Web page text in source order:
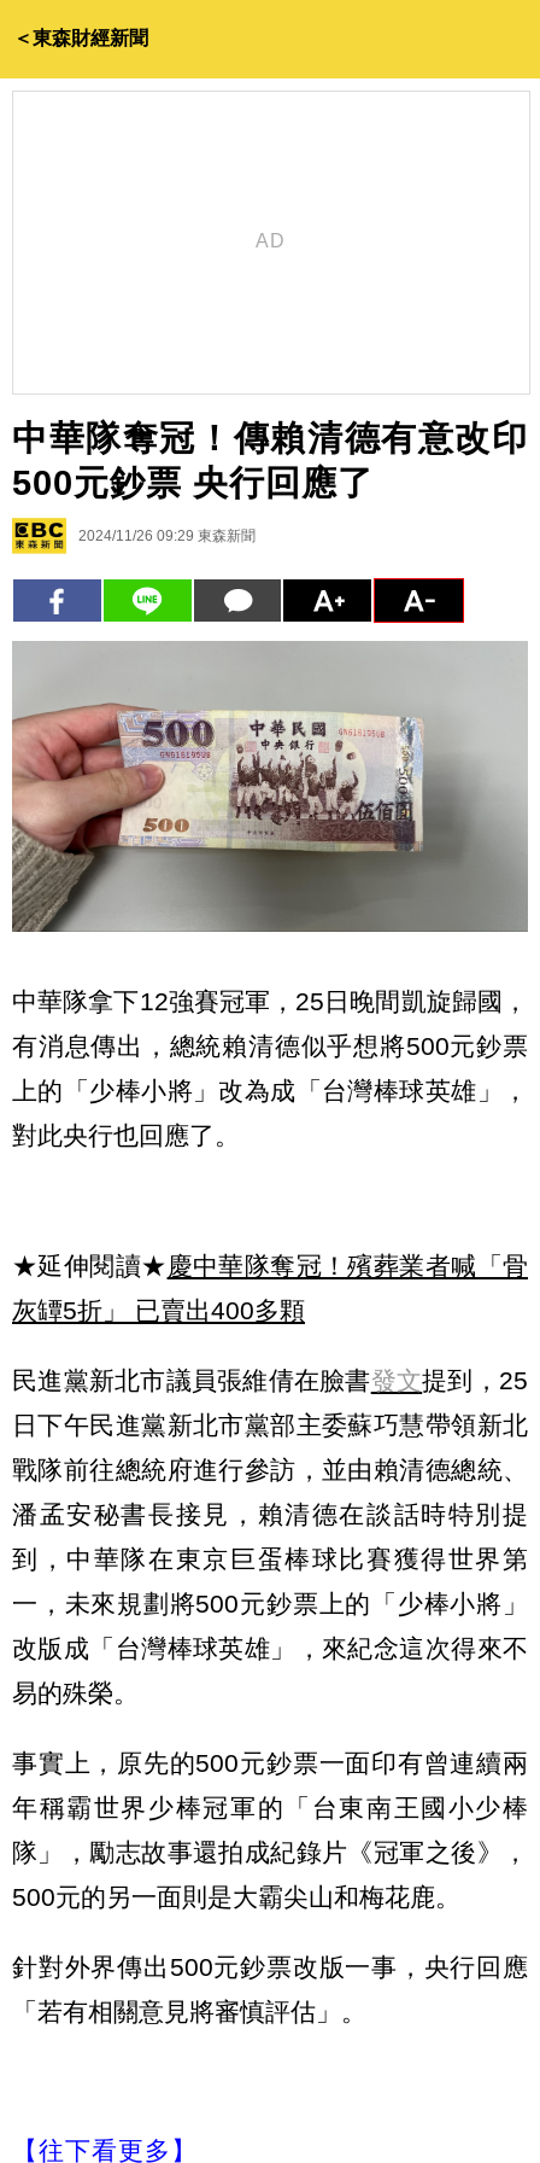
＜東森財經新聞
中華隊奪冠！傳賴清德有意改印
500元鈔票 央行回應了
2024/11/26 09:29 東森新聞
中華隊拿下12強賽冠軍，25日晚間凱旋歸國，
有消息傳出，總統賴清德似乎想將500元鈔票
上的「少棒小將」改為成「台灣棒球英雄」，
對此央行也回應了。
★延伸閱讀★慶中華隊奪冠！殯葬業者喊「骨
灰罈5折」 已賣出400多顆
民進黨新北市議員張維倩在臉書發文提到，25
日下午民進黨新北市黨部主委蘇巧慧帶領新北
戰隊前往總統府進行參訪，並由賴清德總統、
潘孟安秘書長接見，賴清德在談話時特別提
到，中華隊在東京巨蛋棒球比賽獲得世界第
一，未來規劃將500元鈔票上的「少棒小將」
改版成「台灣棒球英雄」，來紀念這次得來不
易的殊榮。
事實上，原先的500元鈔票一面印有曾連續兩
年稱霸世界少棒冠軍的「台東南王國小少棒
隊」，勵志故事還拍成紀錄片《冠軍之後》，
500元的另一面則是大霸尖山和梅花鹿。
針對外界傳出500元鈔票改版一事，央行回應
「若有相關意見將審慎評估」。
【往下看更多】